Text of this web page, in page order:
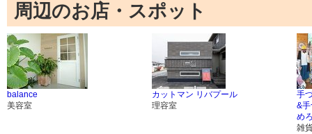
周辺のお店・スポット
balance
美容室
カットマン リバプール
理容室
手
&
め
雑